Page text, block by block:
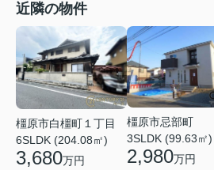
近隣の物件
橿原市白橿町１丁目
6SLDK (204.08㎡)
3,680万円
橿原市忌部町
3SLDK (99.63㎡)
2,980万円